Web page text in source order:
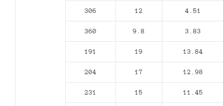
306 12 4.51
360 9.8 3.83
191 19 13.84
204 17 12.98
231 15 11.45